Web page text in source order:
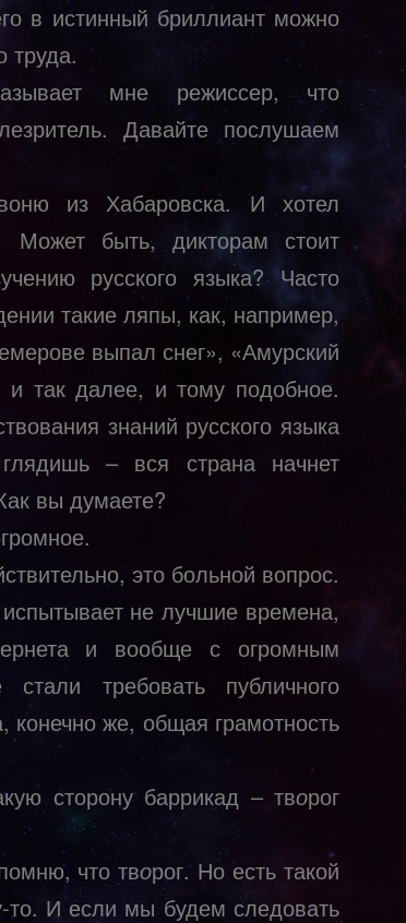
в истинный бриллиант можно
труда.
мне режиссер, что
Давайте послушаем
из Хабаровска. И хотел
Может быть, дикторам стоит
русского языка? Часто
такие ляпы, как, например,
выпал снег», «Амурский
и так далее, и тому подобное.
знаний русского языка
– вся страна начнет
вы думаете?
это больной вопрос.
не лучшие времена,
и вообще с огромным
требовать публичного
же, общая грамотность
сторону баррикад – творог
что творог. Но есть такой
И если мы будем следовать